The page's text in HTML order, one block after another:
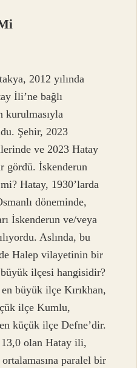
2012 yılında
İli’ne bağlı
kurulmasıyla
Şehir, 2023
ve 2023 Hatay
gördü. İskenderun
Hatay, 1930’larda
döneminde,
İskenderun ve/veya
Aslında, bu
Halep vilayetinin bir
büyük ilçesi hangisidir?
büyük ilçe Kırıkhan,
ilçe Kumlu,
küçük ilçe Defne’dir.
13,0 olan Hatay ili,
paralel bir